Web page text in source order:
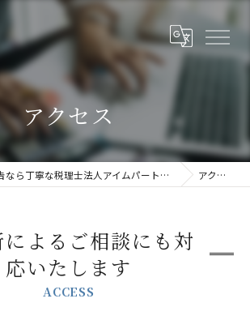
アクセス
枚方市の確定申告なら丁寧な税理士法人アイムパートナーズ アクセス
によるご相談にも対
応いたします
ACCESS